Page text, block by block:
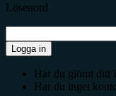
Lösenord
Logga in
Har du glömt ditt
Har du inget